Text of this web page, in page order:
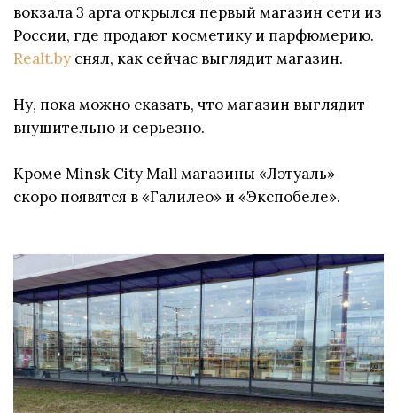
вокзала 3 арта открылся первый магазин сети из
России, где продают косметику и парфюмерию.
Realt.by снял, как сейчас выглядит магазин.
Ну, пока можно сказать, что магазин выглядит
внушительно и серьезно.
Кроме Minsk City Mall магазины «Лэтуаль»
скоро появятся в «Галилео» и «Экспобеле».